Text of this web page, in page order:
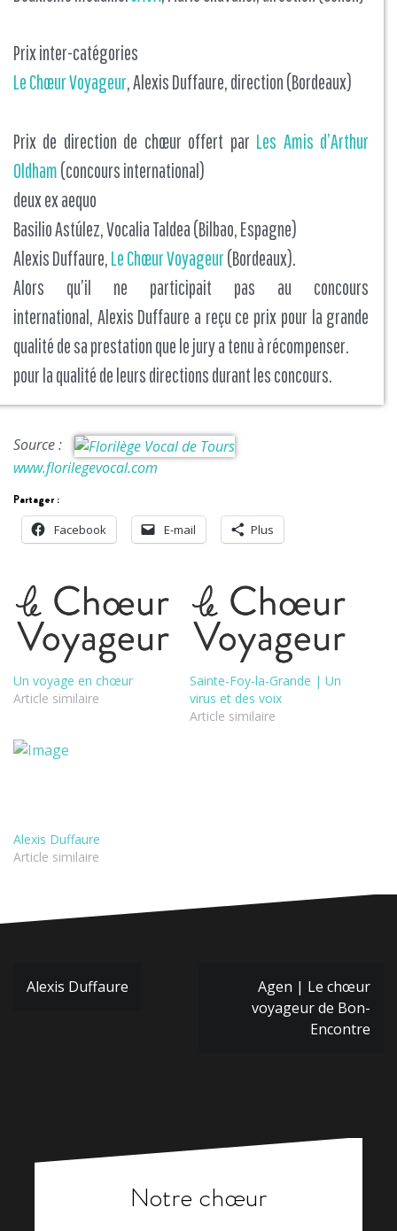
Prix inter-catégories
Le Chœur Voyageur, Alexis Duffaure, direction (Bordeaux)
Prix de direction de chœur offert par Les Amis d’Arthur
Oldham (concours international)
deux ex aequo
Basilio Astúlez, Vocalia Taldea (Bilbao, Espagne)
Alexis Duffaure, Le Chœur Voyageur (Bordeaux).
Alors qu’il ne participait pas au concours
international, Alexis Duffaure a reçu ce prix pour la grande
qualité de sa prestation que le jury a tenu à récompenser.
pour la qualité de leurs directions durant les concours.
Source :
www.florilegevocal.com
Partager :
Facebook
E-mail Plus
Un voyage en chœur
Article similaire
Sainte-Foy-la-Grande | Un
virus et des voix
Article similaire
Alexis Duffaure
Article similaire
Navigation
Alexis Duffaure
Agen | Le chœur
voyageur de Bon-
Encontre
Notre chœur